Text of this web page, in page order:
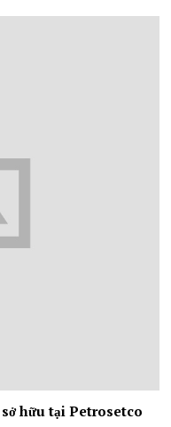
hữu tại Petrosetco